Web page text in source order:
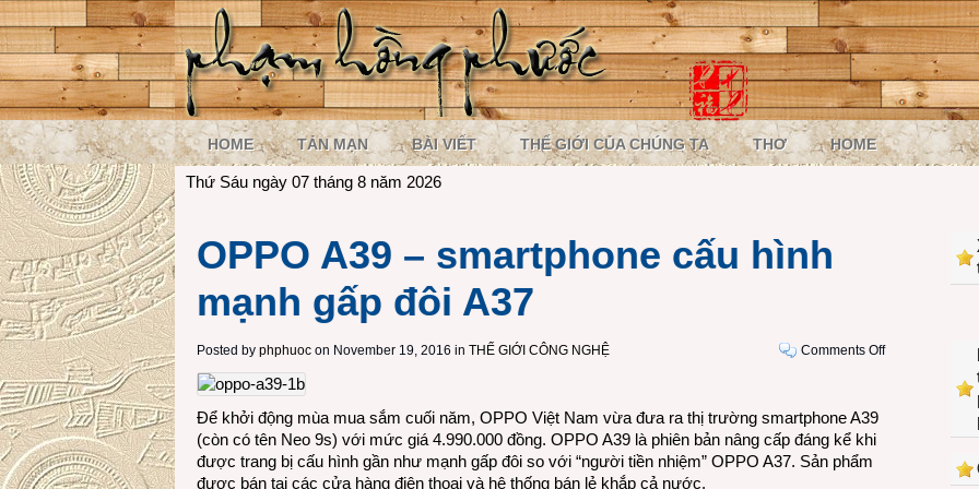
HOME TẢN MẠN BÀI VIẾT THẾ GIỚI CỦA CHÚNG TA THƠ HOME
Thứ Sáu ngày 07 tháng 8 năm 2026
OPPO A39 – smartphone cấu hình
mạnh gấp đôi A37
Posted by phphuoc on November 19, 2016 in THẾ GIỚI CÔNG NGHỆ Comments Offon
smartphone
Để khởi động mùa mua sắm cuối năm, OPPO Việt Nam vừa đưa ra thị trường smartphone A39
(còn có tên Neo 9s) với mức giá 4.990.000 đồng. OPPO A39 là phiên bản nâng cấp đáng kể khi
được trang bị cấu hình gần như mạnh gấp đôi so với “người tiền nhiệm” OPPO A37. Sản phẩm
được bán tại các cửa hàng điện thoại và hệ thống bán lẻ khắp cả nước.